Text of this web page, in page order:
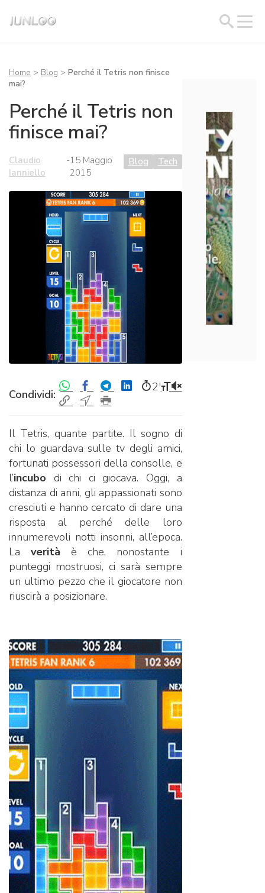
Home > Blog > Perché il Tetris non finisce
mai?
Perché il Tetris non
finisce mai?
Claudio
Ianniello
-15 Maggio
2015
Blog Tech
Condividi:
2′
Il Tetris, quante partite. Il sogno di
chi lo guardava sulle tv degli amici,
fortunati possessori della consolle, e
l’incubo di chi ci giocava. Oggi, a
distanza di anni, gli appassionati sono
cresciuti e hanno cercato di dare una
risposta al perché delle loro
innumerevoli notti insonni, all’epoca.
Laverità è che, nonostante i
punteggi mostruosi, ci sarà sempre
un ultimo pezzo che il giocatore non
riuscirà a posizionare.